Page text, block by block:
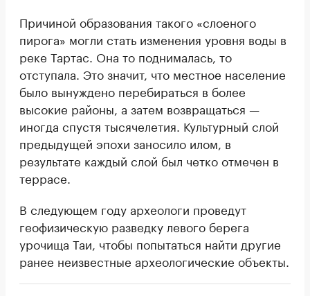
Причиной образования такого «слоеного
пирога» могли стать изменения уровня воды в
реке Тартас. Она то поднималась, то
отступала. Это значит, что местное население
было вынуждено перебираться в более
высокие районы, а затем возвращаться —
иногда спустя тысячелетия. Культурный слой
предыдущей эпохи заносило илом, в
результате каждый слой был четко отмечен в
террасе.
В следующем году археологи проведут
геофизическую разведку левого берега
урочища Таи, чтобы попытаться найти другие
ранее неизвестные археологические объекты.